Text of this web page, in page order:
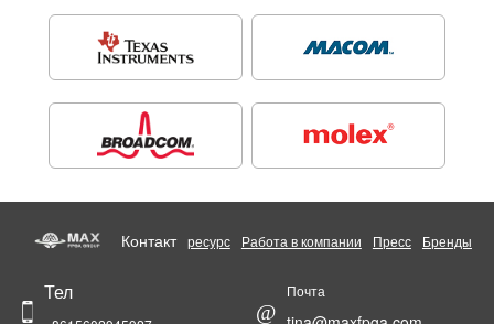
Контакт ресурс Работа в компании Пресс Бренды
Тел
@
Почта